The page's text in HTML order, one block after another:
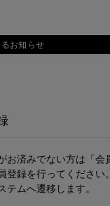
お知らせ
お済みでない方は「会
登録を行ってください。
テムへ遷移します。